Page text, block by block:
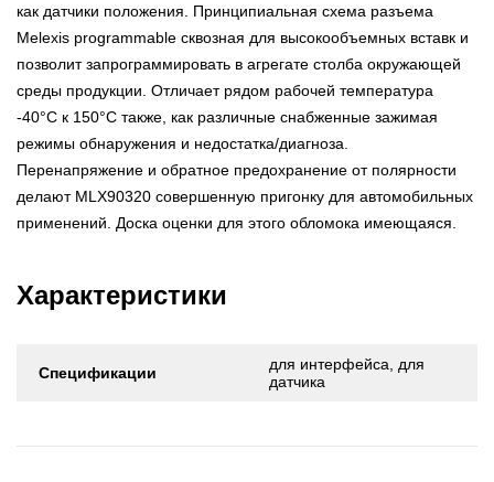
как датчики положения. Принципиальная схема разъема
Melexis programmable сквозная для высокообъемных вставк и
позволит запрограммировать в агрегате столба окружающей
среды продукции. Отличает рядом рабочей температура
-40°C к 150°C также, как различные снабженные зажимая
режимы обнаружения и недостатка/диагноза.
Перенапряжение и обратное предохранение от полярности
делают MLX90320 совершенную пригонку для автомобильных
применений. Доска оценки для этого обломока имеющаяся.
Характеристики
Спецификации
для интерфейса, для
датчика